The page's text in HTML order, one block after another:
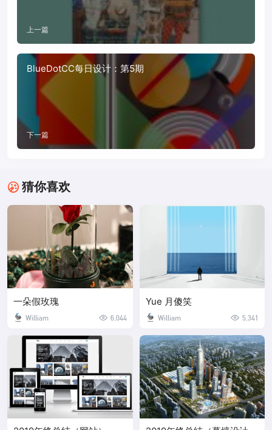
上一篇
BlueDotCC每日设计：第5期
下一篇
猜你喜欢
一朵假玫瑰
William 6,044
Yue 月傻笑
William 5,341